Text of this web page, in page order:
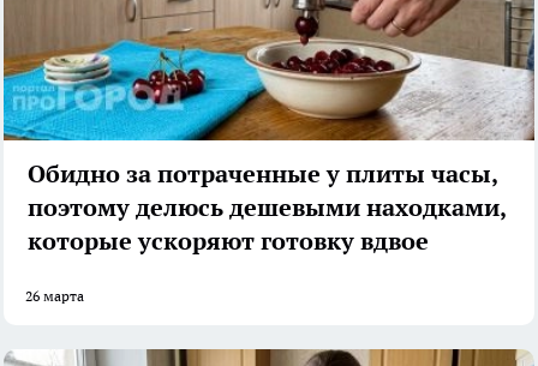
Обидно за потраченные у плиты часы,
поэтому делюсь дешевыми находками,
которые ускоряют готовку вдвое
26 марта